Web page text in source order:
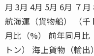
月 3月 4月 5月 6月 ７
航海運（貨物船） （
月比（%） 前年同月
トン） 海上貨物（輸出